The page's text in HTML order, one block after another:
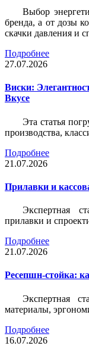
Выбор
бренда, а от дозы
скачки давления и
Подробнее
27.07.2026
Виски:
Вкусе
Эта статья
производства,
Подробнее
21.07.2026
Прилавки и
Экспертная
прилавки и
Подробнее
21.07.2026
Ресепшн-стойка:
Экспертная
материалы,
Подробнее
16.07.2026